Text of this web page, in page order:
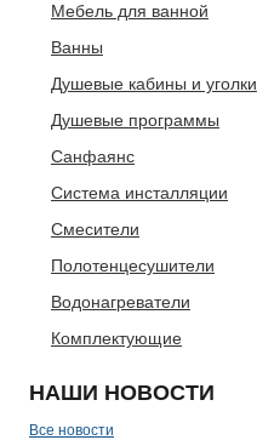
Мебель для ванной
Ванны
Душевые кабины и уголки
Душевые программы
Санфаянс
Система инсталляции
Смесители
Полотенцесушители
Водонагреватели
Комплектующие
НАШИ НОВОСТИ
Все новости